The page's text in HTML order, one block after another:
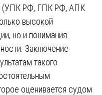
(УПК РФ, ГПК РФ, АПК
высокой
но и понимания
Заключение
такого
оценивается судом